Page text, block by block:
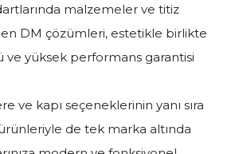
malzemeler ve titiz
DM çözümleri, estetikle birlikte
ve yüksek performans garantisi
ve kapı seçeneklerinin yanı sıra
de tek marka altında